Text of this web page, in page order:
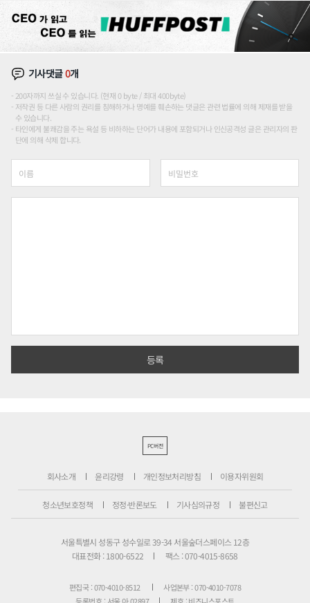
기사댓글0개
200자까지 쓰실 수 있습니다. (현재 0 byte / 최대 400byte)
저작권 등 다른 사람의 권리를 침해하거나 명예를 훼손하는 댓글은 관련 법률에 의해 제재를 받을
수 있습니다.
타인에게 불쾌감을 주는 욕설 등 비하하는 단어가 내용에 포함되거나 인신공격성 글은 관리자의 판
단에 의해 삭제 합니다.
PC버전
회사소개 윤리강령 개인정보처리방침 이용자위원회
청소년보호정책 정정·반론보도 기사심의규정 불편신고
서울특별시 성동구 성수일로 39-34 서울숲더스페이스 12층
대표전화 : 1800-6522
팩스 : 070-4015-8658
편집국 : 070-4010-8512
사업본부 : 070-4010-7078